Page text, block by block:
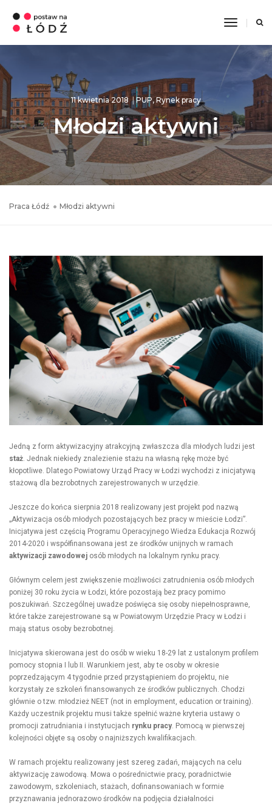
Toggle
11 kwietnia 2018 PUP,Rynek pracy
Młodzi aktywni
Praca Łódź Młodzi aktywni
Jedną z form aktywizacyjny atrakcyjną zwłaszcza dla młodych ludzi jest
staż. Jednak niekiedy znalezienie stażu na własną rękę może być
kłopotliwe. Dlatego Powiatowy Urząd Pracy w Łodzi wychodzi z inicjatywą
stażową dla bezrobotnych zarejestrowanych w urzędzie.
Jeszcze do końca sierpnia 2018 realizowany jest projekt pod nazwą
„Aktywizacja osób młodych pozostających bez pracy w mieście Łodzi”.
Inicjatywa jest częścią Programu Operacyjnego Wiedza Edukacja Rozwój
2014-2020 i współfinansowana jest ze środków unijnych w ramach
aktywizacji zawodowej osób młodych na lokalnym rynku pracy.
Głównym celem jest zwiększenie możliwości zatrudnienia osób młodych
poniżej 30 roku życia w Łodzi, które pozostają bez pracy pomimo
poszukiwań. Szczególnej uwadze poświęca się osoby niepełnosprawne,
które także zarejestrowane są w Powiatowym Urzędzie Pracy w Łodzi i
mają status osoby bezrobotnej.
Inicjatywa skierowana jest do osób w wieku 18-29 lat z ustalonym profilem
pomocy stopnia I lub II. Warunkiem jest, aby te osoby w okresie
poprzedzającym 4 tygodnie przed przystąpieniem do projektu, nie
korzystały ze szkoleń finansowanych ze środków publicznych. Chodzi
głównie o tzw. młodzież NEET (not in employment, education or training).
Każdy uczestnik projektu musi także spełnić ważne kryteria ustawy o
promocji zatrudniania i instytucjach rynku pracy. Pomocą w pierwszej
kolejności objęte są osoby o najniższych kwalifikacjach.
W ramach projektu realizowany jest szereg zadań, mających na celu
aktywizację zawodową. Mowa o pośrednictwie pracy, poradnictwie
zawodowym, szkoleniach, stażach, dofinansowaniach w formie
przyznawania jednorazowo środków na podjęcia działalności